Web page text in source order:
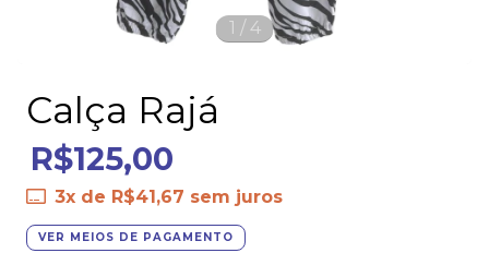
1 / 4
Calça Rajá
R$125,00
3x de R$41,67 sem juros
VER MEIOS DE PAGAMENTO